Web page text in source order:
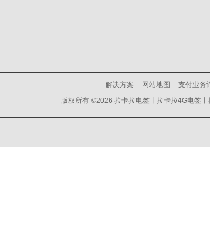
解决方案 网站地图
支付业务
版权所有 ©2026 拉卡拉电签丨拉卡拉4G电签丨